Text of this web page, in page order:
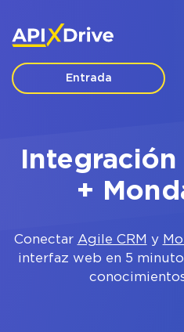
Entrada
Integración
+
Conectar Agile CRM y
interfaz web en 5